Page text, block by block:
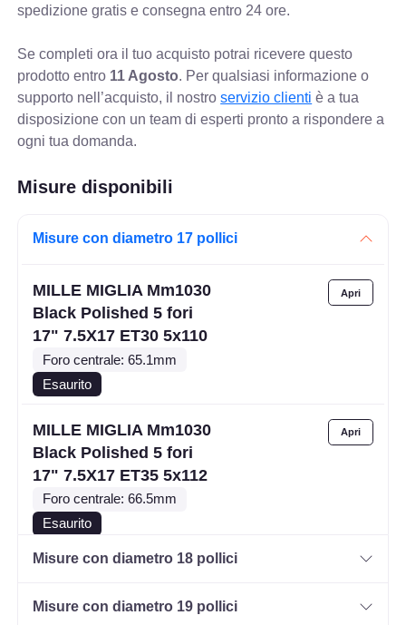
spedizione gratis e consegna entro 24 ore.
Se completi ora il tuo acquisto potrai ricevere questo
prodotto entro 11 Agosto. Per qualsiasi informazione o
supporto nell’acquisto, il nostroservizio clienti è a tua
disposizione con un team di esperti pronto a rispondere a
ogni tua domanda.
Misure disponibili
Misure con diametro 17 pollici
MILLE MIGLIA Mm1030
Black Polished 5 fori
17" 7.5X17 ET30 5x110
Foro centrale: 65.1mm
Esaurito
MILLE MIGLIA Mm1030
Black Polished 5 fori
17" 7.5X17 ET35 5x112
Foro centrale: 66.5mm
Esaurito
MILLE MIGLIA Mm1030
7.5X17 ET45 5x108
Misure con diametro 18 pollici
Misure con diametro 19 pollici